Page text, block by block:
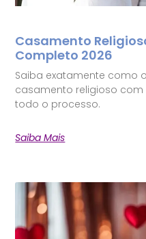
Casamento
Completo 2026
Saiba exatamente como
casamento religioso
todo o processo.
Saiba Mais